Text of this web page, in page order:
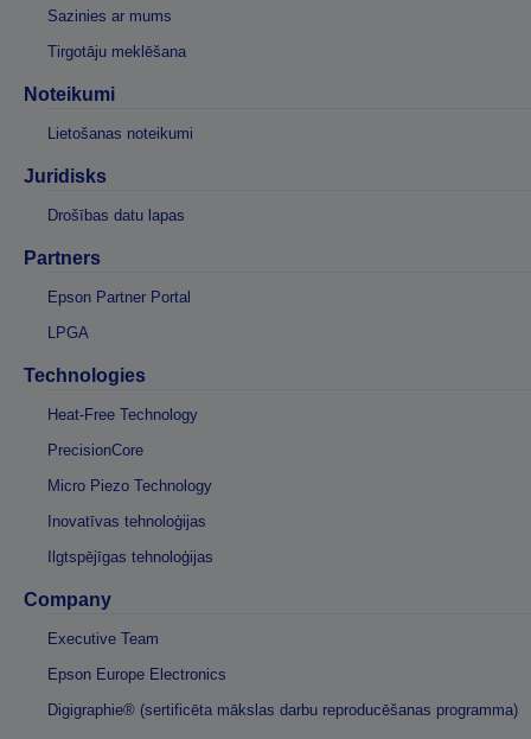
Sazinies ar mums
Tirgotāju meklēšana
Noteikumi
Lietošanas noteikumi
Juridisks
Drošības datu lapas
Partners
Epson Partner Portal
LPGA
Technologies
Heat-Free Technology
PrecisionCore
Micro Piezo Technology
Inovatīvas tehnoloģijas
Ilgtspējīgas tehnoloģijas
Company
Executive Team
Epson Europe Electronics
Digigraphie® (sertificēta mākslas darbu reproducēšanas programma)